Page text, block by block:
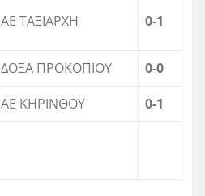
ΑΕ ΤΑΞΙΑΡΧΗ 0-1
ΔΟΞΑ ΠΡΟΚΟΠΙΟΥ
0-0
ΑΕ ΚΗΡΙΝΘΟΥ
0-1